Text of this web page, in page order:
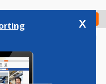
Check in
x